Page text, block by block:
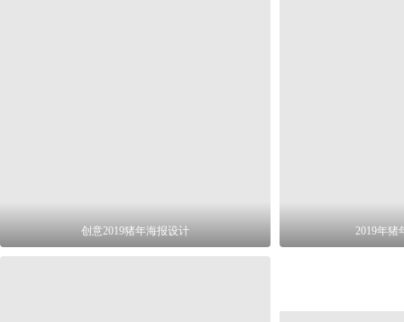
创意2019猪年海报设计 2019年猪